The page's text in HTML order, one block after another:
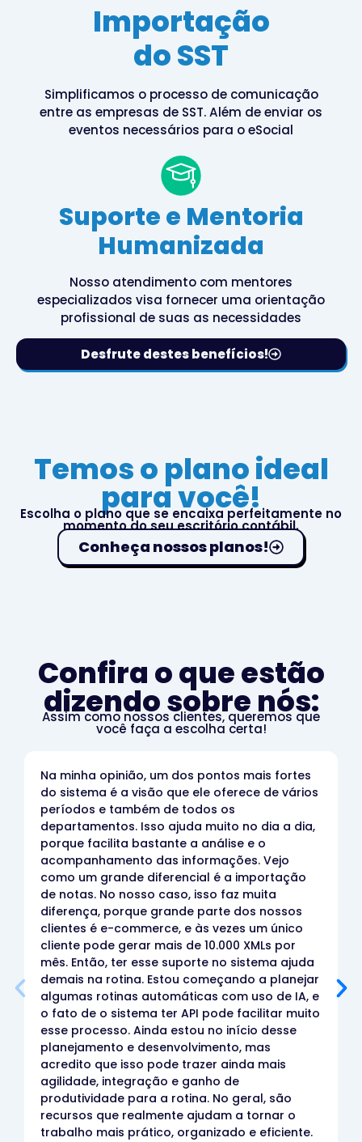
Importação
do SST
Simplificamos o processo de comunicação
entre as empresas de SST. Além de enviar os
eventos necessários para o eSocial
Suporte e Mentoria
Humanizada
Nosso atendimento com mentores
especializados visa fornecer uma orientação
profissional de suas as necessidades
Desfrute destes benefícios!
Temos o plano ideal
para você!
Escolha o plano que se encaixa perfeitamente no
momento do seu escritório contábil.
Conheça nossos planos!
Confira o que estão
dizendo sobre nós:
Assim como nossos clientes, queremos que
você faça a escolha certa!​
Na minha opinião, um dos pontos mais fortes
do sistema é a visão que ele oferece de vários
períodos e também de todos os
departamentos. Isso ajuda muito no dia a dia,
porque facilita bastante a análise e o
acompanhamento das informações. Vejo
como um grande diferencial é a importação
de notas. No nosso caso, isso faz muita
diferença, porque grande parte dos nossos
clientes é e-commerce, e às vezes um único
cliente pode gerar mais de 10.000 XMLs por
mês. Então, ter esse suporte no sistema ajuda
demais na rotina. Estou começando a planejar
algumas rotinas automáticas com uso de IA, e
o fato de o sistema ter API pode facilitar muito
esse processo. Ainda estou no início desse
planejamento e desenvolvimento, mas
acredito que isso pode trazer ainda mais
agilidade, integração e ganho de
produtividade para a rotina. No geral, são
recursos que realmente ajudam a tornar o
trabalho mais prático, organizado e eficiente.